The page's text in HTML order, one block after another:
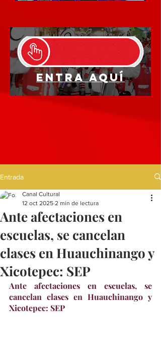
Entra aquí
Entrada
Ante afectaciones en
escuelas, se cancelan
clases en Huauchinango y
Xicotepec: SEP
Canal Cultural
12 oct 2025 2 min de lectura
Ante afectaciones en escuelas, se
cancelan clases en Huauchinango y
Xicotepec: SEP